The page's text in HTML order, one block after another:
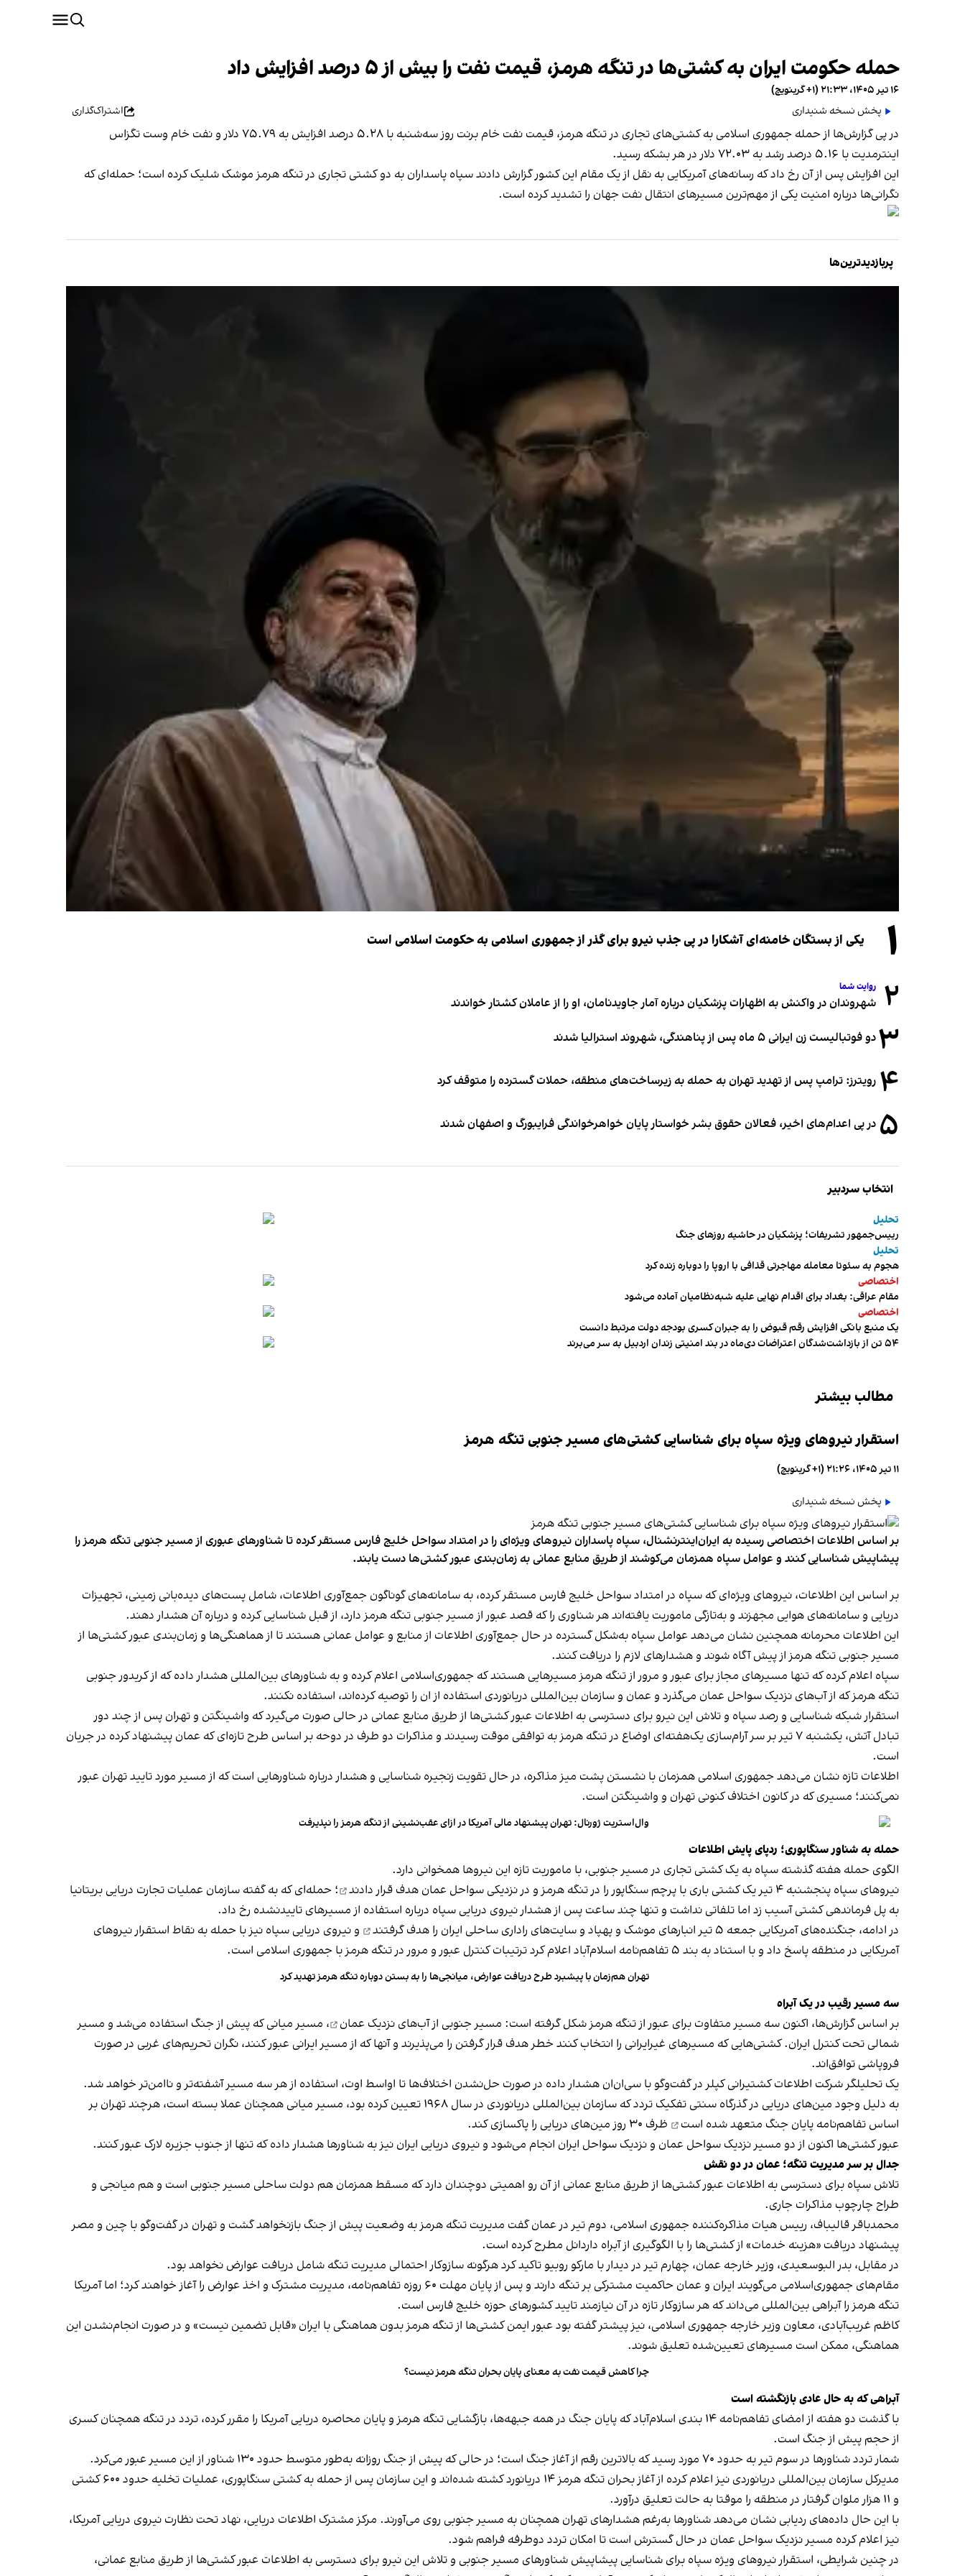
حمله حکومت ایران به کشتی‌ها در تنگه هرمز، قیمت نفت را بیش از ۵ درصد افزایش داد
۱۶ تیر ۱۴۰۵، ۲۱:۳۳ (‎+۱ گرینویچ)
پخش نسخه شنیداری
اشتراک‌گذاری
در پی گزارش‌ها از حمله جمهوری اسلامی به کشتی‌های تجاری در تنگه هرمز، قیمت نفت خام برنت روز سه‌شنبه با ۵.۲۸ درصد افزایش به ۷۵.۷۹ دلار و نفت خام وست تگزاس
اینترمدیت با ۵.۱۶ درصد رشد به ۷۲.۰۳ دلار در هر بشکه رسید.
این افزایش پس از آن رخ داد که رسانه‌های آمریکایی به نقل از یک مقام این کشور گزارش دادند سپاه پاسداران به دو کشتی تجاری در تنگه هرمز موشک شلیک کرده است؛ حمله‌ای که
نگرانی‌ها درباره امنیت یکی از مهم‌ترین مسیرهای انتقال نفت جهان را تشدید کرده است.
پربازدیدترین‌ها
۱ یکی از بستگان خامنه‌ای آشکارا در پی جذب نیرو برای گذر از جمهوری اسلامی به حکومت اسلامی است
۲ روایت شما
شهروندان در واکنش به اظهارات پزشکیان درباره آمار جاویدنامان، او را از عاملان کشتار خواندند
۳دو فوتبالیست زن ایرانی ۵ ماه پس از پناهندگی، شهروند استرالیا شدند
۴ رویترز: ترامپ پس از تهدید تهران به حمله به زیرساخت‌های منطقه، حملات گسترده را متوقف کرد
۵ در پی اعدام‌های اخیر، فعالان حقوق بشر خواستار پایان خواهرخواندگی فرایبورگ و اصفهان شدند
انتخاب سردبیر
تحلیل
رییس‌جمهور تشریفات؛ پزشکیان در حاشیه روزهای جنگ
تحلیل
هجوم به سئوتا معامله مهاجرتی قذافی با اروپا را دوباره زنده کرد
اختصاصی
مقام عراقی: بغداد برای اقدام نهایی علیه شبه‌نظامیان آماده می‌شود
اختصاصی
یک منبع بانکی افزایش رقم قبوض را به جبران کسری بودجه دولت مرتبط دانست
۵۴ تن از بازداشت‌شدگان اعتراضات دی‌ماه در بند امنیتی زندان اردبیل به سر می‌برند
مطالب بیشتر
استقرار نیروهای ویژه سپاه برای شناسایی کشتی‌های مسیر جنوبی تنگه هرمز
۱۱ تیر ۱۴۰۵، ۲۱:۲۶ (‎+۱ گرینویچ)
پخش نسخه شنیداری
بر اساس اطلاعات اختصاصی رسیده به ایران‌اینترنشنال، سپاه پاسداران نیروهای ویژه‌ای را در امتداد سواحل خلیج فارس مستقر کرده تا شناورهای عبوری از مسیر جنوبی تنگه هرمز را
پیشاپیش شناسایی کنند و عوامل سپاه همزمان می‌کوشند از طریق منابع عمانی به زمان‌بندی عبور کشتی‌ها دست یابند.
بر اساس این اطلاعات، نیروهای ویژه‌ای که سپاه در امتداد سواحل خلیج فارس مستقر کرده، به سامانه‌های گوناگون جمع‌آوری اطلاعات، شامل پست‌های دیده‌بانی زمینی، تجهیزات
دریایی و سامانه‌های هوایی مجهزند و به‌تازگی ماموریت یافته‌اند هر شناوری را که قصد عبور از مسیر جنوبی تنگه هرمز دارد، از قبل شناسایی کرده و درباره آن هشدار دهند.
این اطلاعات محرمانه همچنین نشان می‌دهد عوامل سپاه به‌شکل گسترده در حال جمع‌آوری اطلاعات از منابع و عوامل عمانی هستند تا از هماهنگی‌ها و زمان‌بندی عبور کشتی‌ها از
مسیر جنوبی تنگه هرمز از پیش آگاه شوند و هشدارهای لازم را دریافت کنند.
سپاه اعلام کرده که تنها مسیرهای مجاز برای عبور و مرور از تنگه هرمز مسیرهایی هستند که جمهوری‌اسلامی اعلام کرده و به شناورهای بین‌المللی هشدار داده که از کریدور جنوبی
تنگه هرمز که از آب‌های نزدیک سواحل عمان می‌گذرد و عمان و سازمان بین‌المللی دریانوردی استفاده از ان را توصیه کرده‌اند، استفاده نکنند.
استقرار شبکه شناسایی و رصد سپاه و تلاش این نیرو برای دسترسی به اطلاعات عبور کشتی‌ها از طریق منابع عمانی در حالی صورت می‌گیرد که واشینگتن و تهران پس از چند دور
تبادل آتش، یکشنبه ۷ تیر بر سر آرام‌سازی یک‌هفته‌ای اوضاع در تنگه هرمز به توافقی موقت رسیدند و مذاکرات دو طرف در دوحه بر اساس طرح تازه‌ای که عمان پیشنهاد کرده در جریان
است.
اطلاعات تازه نشان می‌دهد جمهوری اسلامی همزمان با نشستن پشت میز مذاکره، در حال تقویت زنجیره شناسایی و هشدار درباره شناورهایی است که از مسیر مورد تایید تهران عبور
نمی‌کنند؛ مسیری که در کانون اختلاف کنونی تهران و واشینگتن است.
وال‌استریت ژورنال: تهران پیشنهاد مالی آمریکا در ازای عقب‌نشینی از تنگه هرمز را نپذیرفت
حمله به شناور سنگاپوری؛ ردپای پایش اطلاعات
الگوی حمله هفته گذشته سپاه به یک کشتی تجاری در مسیر جنوبی، با ماموریت تازه این نیروها همخوانی دارد.
نیروهای سپاه پنجشنبه ۴ تیر یک کشتی باری با پرچم سنگاپور را در تنگه هرمز و در نزدیکی سواحل عمان
هدف قرار دادند
؛ حمله‌ای که به گفته سازمان عملیات تجارت دریایی بریتانیا
به پل فرماندهی کشتی آسیب زد اما تلفاتی نداشت و تنها چند ساعت پس از هشدار نیروی دریایی سپاه درباره استفاده از مسیرهای تاییدنشده رخ داد.
در ادامه، جنگنده‌های آمریکایی جمعه ۵ تیر انبارهای موشک و پهپاد و سایت‌های راداری ساحلی ایران را
هدف گرفتند
و نیروی دریایی سپاه نیز با حمله به نقاط استقرار نیروهای
آمریکایی در منطقه پاسخ داد و با استناد به بند ۵ تفاهم‌نامه اسلام‌آباد اعلام کرد ترتیبات کنترل عبور و مرور در تنگه هرمز با جمهوری اسلامی است.
تهران هم‌زمان با پیشبرد طرح دریافت عوارض، میانجی‌ها را به بستن دوباره تنگه هرمز تهدید کرد
سه مسیر رقیب در یک آبراه
بر اساس گزارش‌ها، اکنون سه مسیر متفاوت برای عبور از تنگه هرمز شکل گرفته است: مسیر جنوبی ازآب‌های نزدیک عمان
، مسیر میانی که پیش از جنگ استفاده می‌شد و مسیر
شمالی تحت کنترل ایران. کشتی‌هایی که مسیرهای غیرایرانی را انتخاب کنند خطر هدف قرار گرفتن را می‌پذیرند و آنها که از مسیر ایرانی عبور کنند، نگران تحریم‌های غربی در صورت
فروپاشی توافق‌اند.
یک تحلیلگر شرکت اطلاعات کشتیرانی کپلر در گفت‌و‌گو با سی‌ان‌ان هشدار داده در صورت حل‌نشدن اختلاف‌ها تا اواسط اوت، استفاده از هر سه مسیر آشفته‌تر و ناامن‌تر خواهد شد.
به دلیل وجود مین‌های دریایی در گذرگاه سنتی تفکیک تردد که سازمان بین‌المللی دریانوردی در سال ۱۹۶۸ تعیین کرده بود، مسیر میانی همچنان عملا بسته است، هرچند تهران بر
اساس تفاهم‌نامه پایان جنگ متعهد شده است
ظرف ۳۰ روز مین‌های دریایی را پاکسازی کند.
عبور کشتی‌ها اکنون از دو مسیر نزدیک سواحل عمان و نزدیک سواحل ایران انجام می‌شود و نیروی دریایی ایران نیز به شناورها هشدار داده که تنها از جنوب جزیره لارک عبور کنند.
جدال بر سر مدیریت تنگه؛ عمان در دو نقش
تلاش سپاه برای دسترسی به اطلاعات عبور کشتی‌ها از طریق منابع عمانی از آن رو اهمیتی دوچندان دارد که مسقط همزمان هم دولت ساحلی مسیر جنوبی است و هم میانجی و
طراح چارچوب مذاکرات جاری.
محمدباقر قالیباف، رییس هیات مذاکره‌کننده جمهوری اسلامی، دوم تیر در عمان گفت مدیریت تنگه هرمز به وضعیت پیش از جنگ بازنخواهد گشت و تهران در گفت‌وگو با چین و مصر
پیشنهاد دریافت «هزینه خدمات» از کشتی‌ها را با الگوگیری از آبراه داردانل مطرح کرده است.
در مقابل، بدر البوسعیدی، وزیر خارجه عمان، چهارم تیر در دیدار با مارکو روبیو تاکید کرد هرگونه سازوکار احتمالی مدیریت تنگه شامل دریافت عوارض نخواهد بود.
مقام‌های جمهوری‌اسلامی می‌گویند ایران و عمان حاکمیت مشترکی بر تنگه دارند و پس از پایان مهلت ۶۰ روزه تفاهم‌نامه، مدیریت مشترک و اخذ عوارض را آغاز خواهند کرد؛ اما آمریکا
تنگه هرمز را آبراهی بین‌المللی می‌داند که هر سازوکار تازه در آن نیازمند تایید کشورهای حوزه خلیج فارس است.
کاظم غریب‌آبادی، معاون وزیر خارجه جمهوری اسلامی، نیز پیشتر گفته بود عبور ایمن کشتی‌ها از تنگه هرمز بدون هماهنگی با ایران «قابل تضمین نیست» و در صورت انجام‌نشدن این
هماهنگی، ممکن است مسیرهای تعیین‌شده تعلیق شوند.
چرا کاهش قیمت نفت به معنای پایان بحران تنگه هرمز نیست؟
آبراهی که به حال عادی بازنگشته است
با گذشت دو هفته از امضای تفاهم‌نامه ۱۴ بندی اسلام‌آباد که پایان جنگ در همه جبهه‌ها، بازگشایی تنگه هرمز و پایان محاصره دریایی آمریکا را مقرر کرده، تردد در تنگه همچنان کسری
از حجم پیش از جنگ است.
شمار تردد شناورها در سوم تیر به حدود ۷۰ مورد رسید که بالاترین رقم از آغاز جنگ است؛ در حالی که پیش از جنگ روزانه به‌طور متوسط حدود ۱۳۰ شناور از این مسیر عبور می‌کرد.
مدیرکل سازمان بین‌المللی دریانوردی نیز اعلام کرده از آغاز بحران تنگه هرمز ۱۴ دریانورد کشته شده‌اند و این سازمان پس از حمله به کشتی سنگاپوری، عملیات تخلیه حدود ۶۰۰ کشتی
و ۱۱ هزار ملوان گرفتار در منطقه را موقتا به حالت تعلیق درآورد.
با این حال داده‌های ردیابی نشان می‌دهد شناورها به‌رغم هشدارهای تهران همچنان به مسیر جنوبی روی می‌آورند. مرکز مشترک اطلاعات دریایی، نهاد تحت نظارت نیروی دریایی آمریکا،
نیز اعلام کرده مسیر نزدیک سواحل عمان در حال گسترش است تا امکان تردد دوطرفه فراهم شود.
در چنین شرایطی، استقرار نیروهای ویژه سپاه برای شناسایی پیشاپیش شناورهای مسیر جنوبی و تلاش این نیرو برای دسترسی به اطلاعات عبور کشتی‌ها از طریق منابع عمانی،